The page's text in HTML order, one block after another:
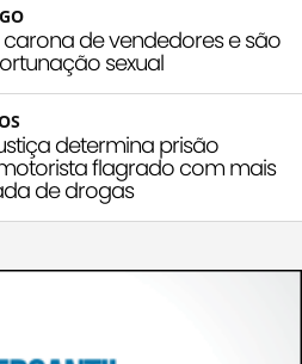
de vendedores e são
sexual
determina prisão
flagrado com mais
de drogas